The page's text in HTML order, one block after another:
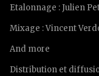
Etalonnage : Julien
Mixage : Vincent
And more
Distribution et